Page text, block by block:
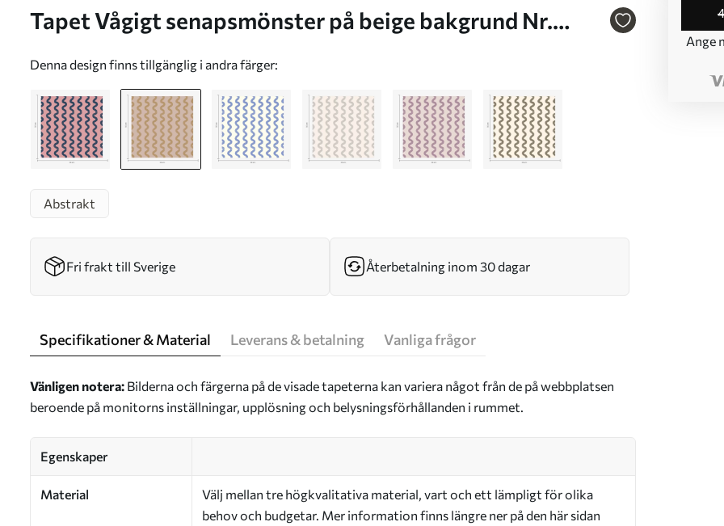
Tapet Vågigt senapsmönster på beige bakgrund Nr.
Denna design finns tillgänglig i andra färger:
Ange
Abstrakt
Fri frakt till Sverige Återbetalning inom 30 dagar
Specifikationer & Material Leverans & betalning Vanliga frågor
Vänligen notera: Bilderna och färgerna på de visade tapeterna kan variera något från de på webbplatsen
beroende på monitorns inställningar, upplösning och belysningsförhållanden i rummet.
Egenskaper
Material
Välj mellan tre högkvalitativa material, vart och ett lämpligt för olika
behov och budgetar. Mer information finns längre ner på den här sidan